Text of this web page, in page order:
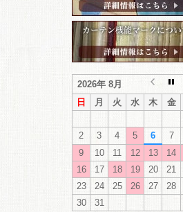
2026年 8月
日
月 火 水 木 金
2
3 4 5 6 7
9
10 11 12 13 14
16
17 18 19 20 21
23
24 25 26 27 28
30
31